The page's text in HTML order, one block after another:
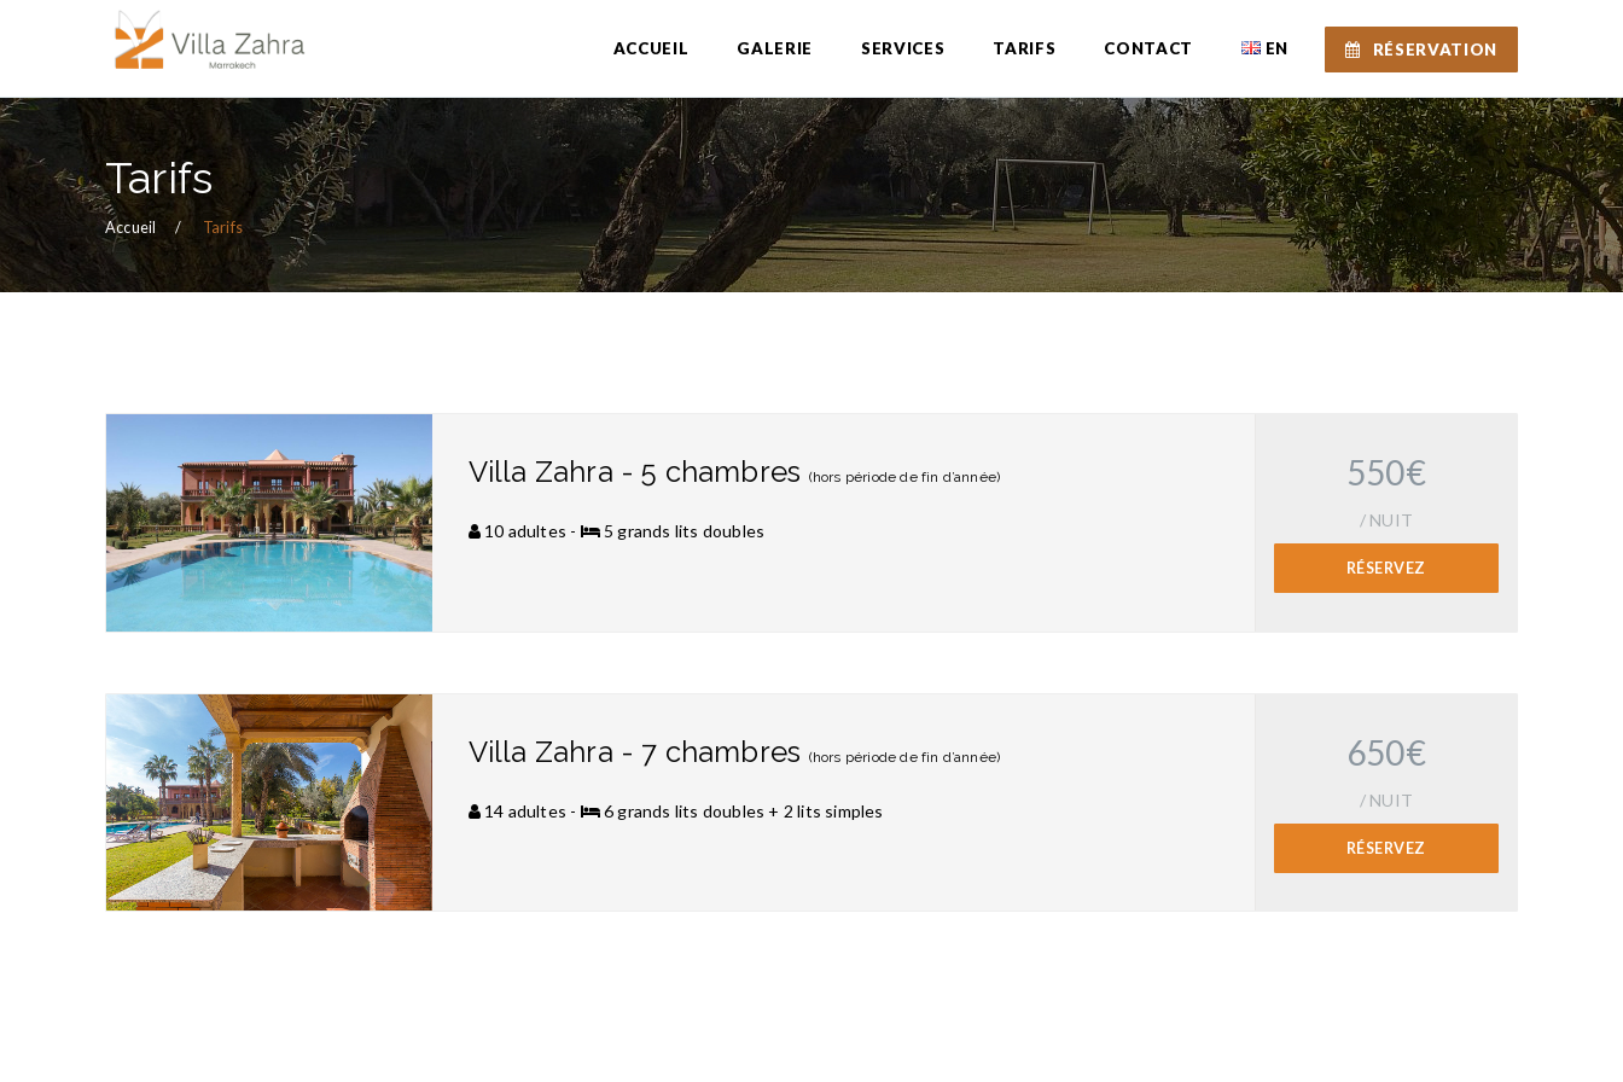
ACCUEIL GALERIE SERVICES TARIFS CONTACT EN RÉSERVATION
Tarifs
Accueil Tarifs
Villa Zahra - 5 chambres (hors période de fin d’année)
10 adultes - 5 grands lits doubles
550€
/ NUIT
RÉSERVEZ
Villa Zahra - 7 chambres (hors période de fin d’année)
14 adultes - 6 grands lits doubles + 2 lits simples
650€
/ NUIT
RÉSERVEZ